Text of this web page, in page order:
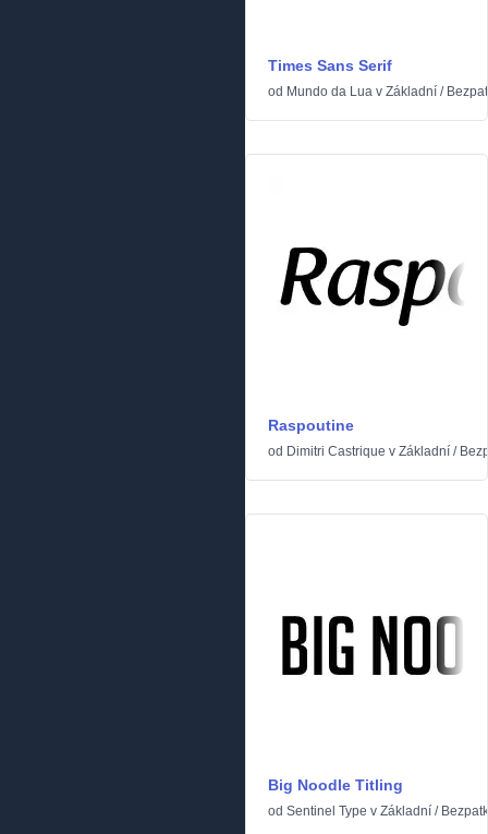
Times Sans Serif
od Mundo da Lua v Základní /
Raspoutine
od Dimitri Castrique v Základní /
Big Noodle Titling
od Sentinel Type v Základní /